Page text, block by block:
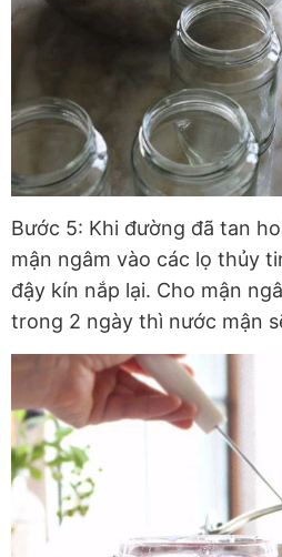
Bước 5: Khi đường đã tan
mận ngâm vào các lọ thủy
đậy kín nắp lại. Cho mận
trong 2 ngày thì nước mận